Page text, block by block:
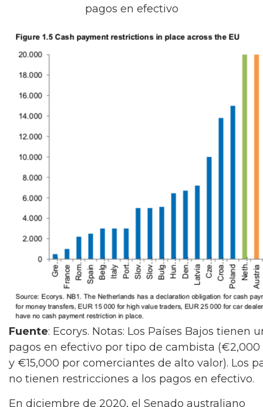
pagos en efectivo
Fuente: Ecorys. Notas: Los Países Bajos tienen
pagos en efectivo por tipo de cambista
y €15,000 por comerciantes de alto valor). Los
no tienen restricciones a los pagos en efectivo.
En diciembre de 2020, el Senado australiano